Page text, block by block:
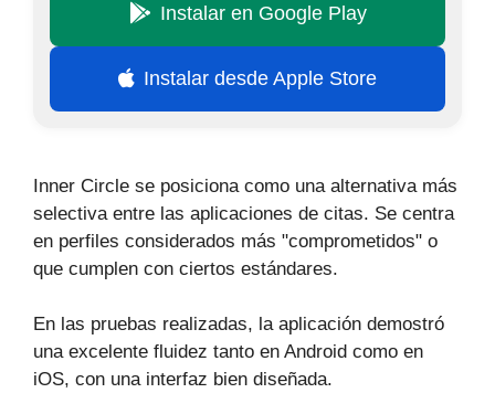
Instalar en Google Play
Instalar desde Apple Store
Inner Circle se posiciona como una alternativa más
selectiva entre las aplicaciones de citas. Se centra
en perfiles considerados más "comprometidos" o
que cumplen con ciertos estándares.
En las pruebas realizadas, la aplicación demostró
una excelente fluidez tanto en Android como en
iOS, con una interfaz bien diseñada.